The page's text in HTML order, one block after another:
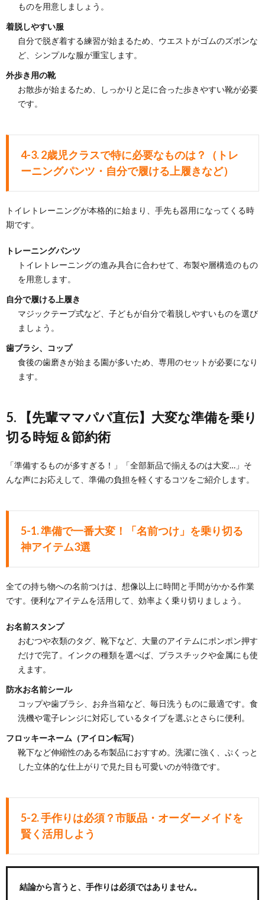
ものを用意しましょう。
着脱しやすい服
自分で脱ぎ着する練習が始まるため、ウエストがゴムのズボンな
ど、シンプルな服が重宝します。
外歩き用の靴
お散歩が始まるため、しっかりと足に合った歩きやすい靴が必要
です。
4-3. 2歳児クラスで特に必要なものは？（トレ
ーニングパンツ・自分で履ける上履きなど）
トイレトレーニングが本格的に始まり、手先も器用になってくる時
期です。
トレーニングパンツ
トイレトレーニングの進み具合に合わせて、布製や層構造のもの
を用意します。
自分で履ける上履き
マジックテープ式など、子どもが自分で着脱しやすいものを選び
ましょう。
歯ブラシ、コップ
食後の歯磨きが始まる園が多いため、専用のセットが必要になり
ます。
5. 【先輩ママパパ直伝】大変な準備を乗り
切る時短＆節約術
「準備するものが多すぎる！」「全部新品で揃えるのは大変…」そ
んな声にお応えして、準備の負担を軽くするコツをご紹介します。
5-1. 準備で一番大変！「名前つけ」を乗り切る
神アイテム3選
全ての持ち物への名前つけは、想像以上に時間と手間がかかる作業
です。便利なアイテムを活用して、効率よく乗り切りましょう。
お名前スタンプ
おむつや衣類のタグ、靴下など、大量のアイテムにポンポン押す
だけで完了。インクの種類を選べば、プラスチックや金属にも使
えます。
防水お名前シール
コップや歯ブラシ、お弁当箱など、毎日洗うものに最適です。食
洗機や電子レンジに対応しているタイプを選ぶとさらに便利。
フロッキーネーム（アイロン転写）
靴下など伸縮性のある布製品におすすめ。洗濯に強く、ぷくっと
した立体的な仕上がりで見た目も可愛いのが特徴です。
5-2. 手作りは必須？市販品・オーダーメイドを
賢く活用しよう
結論から言うと、手作りは必須ではありません。